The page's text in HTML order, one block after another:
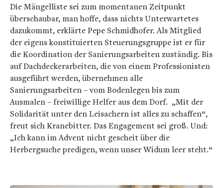
Die Mängelliste sei zum momentanen Zeitpunkt
überschaubar, man hoffe, dass nichts Unterwartetes
dazukommt, erklärte Pepe Schmidhofer. Als Mitglied
der eigens konstituierten Steuerungsgruppe ist er für
die Koordination der Sanierungsarbeiten zuständig. Bis
auf Dachdeckerarbeiten, die von einem Professionisten
ausgeführt werden, übernehmen alle
Sanierungsarbeiten – vom Bodenlegen bis zum
Ausmalen – freiwillige Helfer aus dem Dorf. „Mit der
Solidarität unter den Leisachern ist alles zu schaffen“,
freut sich Kranebitter. Das Engagement sei groß. Und:
„Ich kann im Advent nicht gescheit über die
Herbergsuche predigen, wenn unser Widum leer steht.“